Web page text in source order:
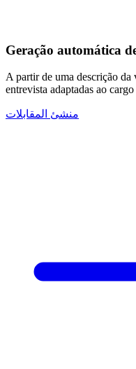
Geração automática
A partir de uma descrição da
entrevista adaptadas ao
منشئ المقابلات